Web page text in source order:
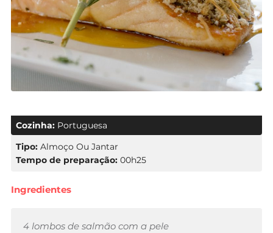
Cozinha: Portuguesa
Tipo: Almoço Ou Jantar
Tempo de preparação: 00h25
Ingredientes
4 lombos de salmão com a pele